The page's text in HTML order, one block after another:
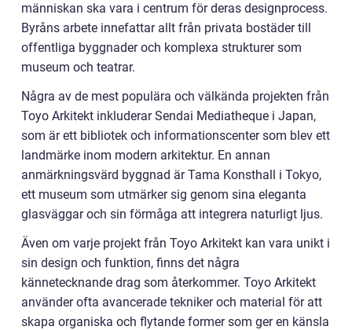
människan ska vara i centrum för deras designprocess.
Byråns arbete innefattar allt från privata bostäder till
offentliga byggnader och komplexa strukturer som
museum och teatrar.
Några av de mest populära och välkända projekten från
Toyo Arkitekt inkluderar Sendai Mediatheque i Japan,
som är ett bibliotek och informationscenter som blev ett
landmärke inom modern arkitektur. En annan
anmärkningsvärd byggnad är Tama Konsthall i Tokyo,
ett museum som utmärker sig genom sina eleganta
glasväggar och sin förmåga att integrera naturligt ljus.
Även om varje projekt från Toyo Arkitekt kan vara unikt i
sin design och funktion, finns det några
kännetecknande drag som återkommer. Toyo Arkitekt
använder ofta avancerade tekniker och material för att
skapa organiska och flytande former som ger en känsla